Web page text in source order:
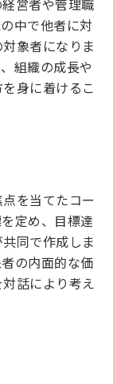
営者や管理職
中で他者に対
象者になりま
組織の成長や
身に着けるこ
を当てたコー
定め、目標達
同で作成しま
の内面的な価
話により考え